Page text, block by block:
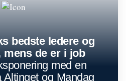
bedste ledere og
mens de er i job
med en
Altinget og Mandag